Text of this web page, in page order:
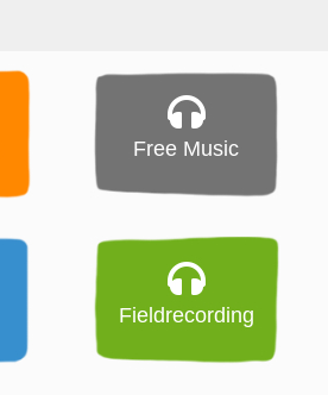
Free Music
Fieldrecording